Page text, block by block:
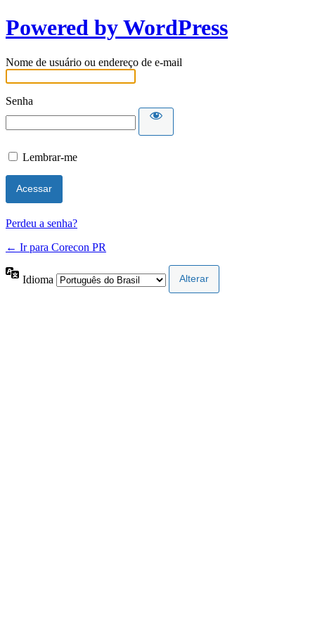
Powered by WordPress
Nome de usuário ou endereço de e-mail
Senha
Lembrar-me
Perdeu a senha?
← Ir para Corecon PR
Idioma